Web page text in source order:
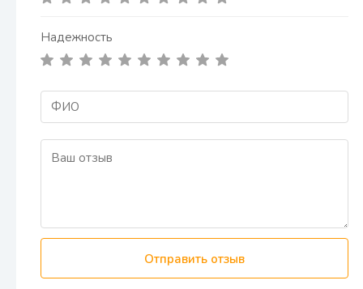
Надежность
Отправить отзыв